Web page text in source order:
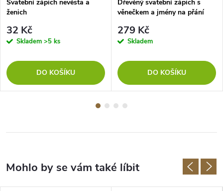
Svatební zápich nevěsta a
ženich
32 Kč
Skladem >5 ks
DO KOŠÍKU
Dřevěný svatební zápich s
věnečkem a jmény na přání
279 Kč
Skladem
DO KOŠÍKU